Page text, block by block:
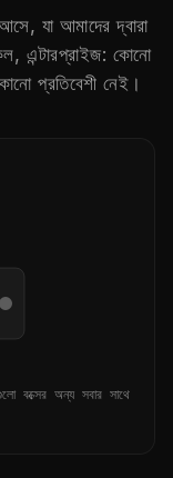
যা আমাদের দ্বারা
এন্টারপ্রাইজ: কোনো
প্রতিবেশী নেই।
বক্সের অন্য সবার সাথে